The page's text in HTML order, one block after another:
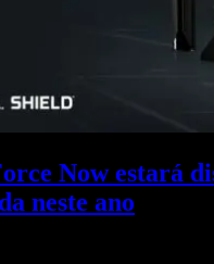
Now estará
neste ano